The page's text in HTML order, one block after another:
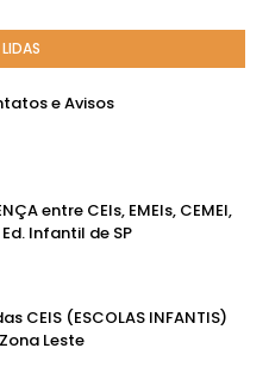
e Avisos
entre CEIs, EMEIs, CEMEI,
Ed. Infantil de SP
CEIS (ESCOLAS INFANTIS)
Leste